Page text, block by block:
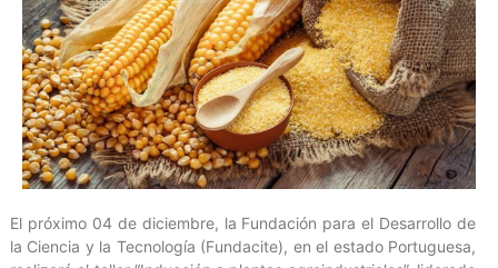
El próximo 04 de diciembre, la Fundación para el Desarrollo de
la Ciencia y la Tecnología (Fundacite), en el estado Portuguesa,